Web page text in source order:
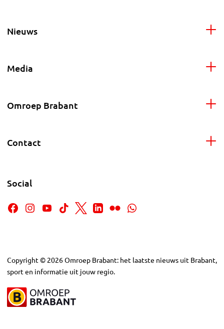
Nieuws
Media
Omroep Brabant
Contact
Social
Copyright © 2026Omroep Brabant: het laatste nieuws uit Brabant,
sport en informatie uit jouw regio.